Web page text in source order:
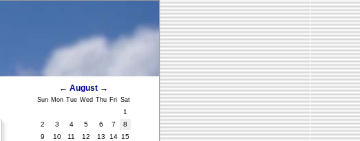
← August→
Sun Mon Tue Wed Thu Fri Sat
1
2
3 4 5 6 7
8
9
10 11 12 13 14 15